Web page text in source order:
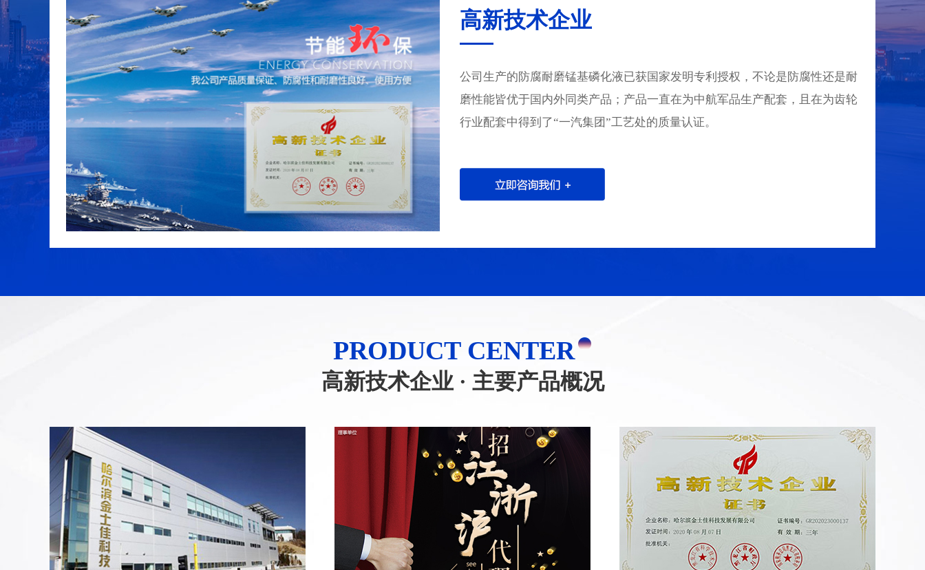
高新技术企业
公司生产的防腐耐磨锰基磷化液已获国家发明专利授权，不论是防腐性还是耐
磨性能皆优于国内外同类产品；产品一直在为中航军品生产配套，且在为齿轮
行业配套中得到了“一汽集团”工艺处的质量认证。
PRODUCT CENTER
高新技术企业 · 主要产品概况